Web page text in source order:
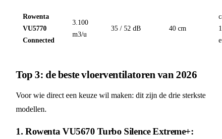
Rowenta
VU5770
Connected
3.100
m3/u
35 / 52 dB 40 cm
Top 3: de beste vloerventilatoren van 2026
Voor wie direct een keuze wil maken: dit zijn de drie sterkste
modellen.
1. Rowenta VU5670 Turbo Silence Extreme+: